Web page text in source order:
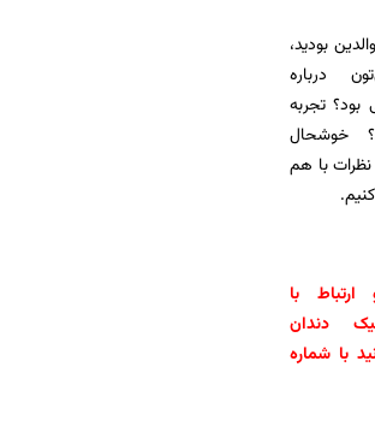
بودید،
درباره
تجربه
خوشحال
با هم
با
دندان
با شماره